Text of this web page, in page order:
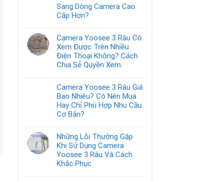
Sang Dòng Camera Cao
Cấp Hơn?
Camera Yoosee 3 Râu Có
Xem Được Trên Nhiều
Điện Thoại Không? Cách
Chia Sẻ Quyền Xem
Camera Yoosee 3 Râu Giá
Bao Nhiêu? Có Nên Mua
Hay Chỉ Phù Hợp Nhu Cầu
Cơ Bản?
Những Lỗi Thường Gặp
Khi Sử Dụng Camera
Yoosee 3 Râu Và Cách
Khắc Phục